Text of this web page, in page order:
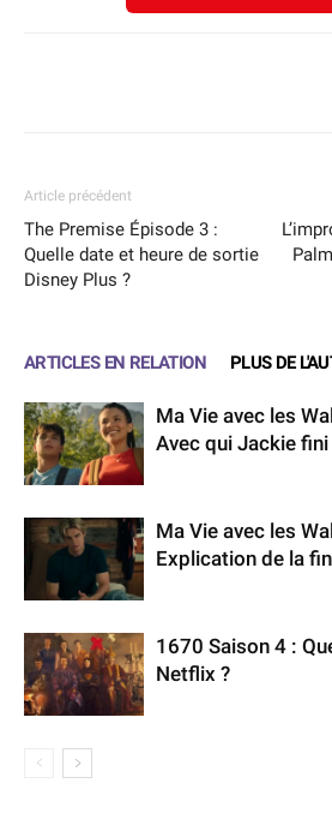
Article précédent
The Premise Épisode 3 :
Quelle date et heure de sortie
Disney Plus ?
ARTICLES EN RELATION PLUS DE
Ma Vie avec les
Avec qui Jackie
Ma Vie avec les
Explication de la
1670 Saison 4 :
Netflix ?